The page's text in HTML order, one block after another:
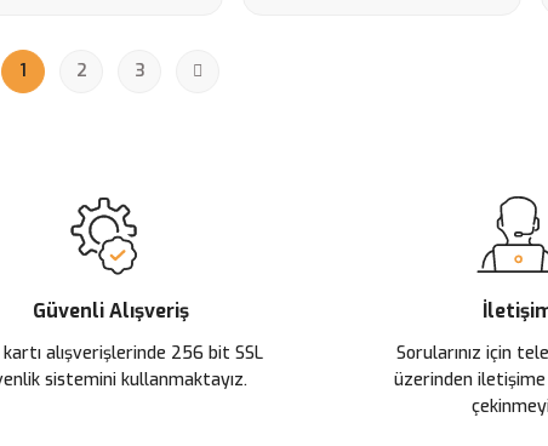
1 2 3
Güvenli Alışveriş
alışverişlerinde 256 bit SSL
sistemini kullanmaktayız.
Sorularınız için
üzerinden